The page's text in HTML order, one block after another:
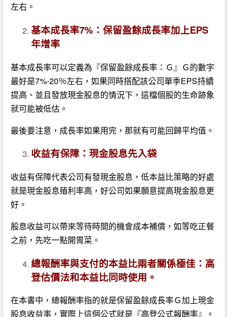
左右。
基本成長率7%：保留盈餘成長率加上EPS
年增率
基本成長率可以定義為『保留盈餘成長率：Ｇ』Ｇ的數字
最好是7%-20％左右，如果同時搭配該公司單季EPS持續
提高、並且發放現金股息的情況下，這檔個股的生命跡象
就可能被低估。
最後要注意，成長率如果用完，那就有可能回歸平均值。
收益有保障：現金股息先入袋
收益有保障代表公司有發現金股息，低本益比策略的好處
就是現金股息殖利率高，好公司如果願意提高現金股息更
好。
股息收益可以帶來等待時間的機會成本補償，如等吃正餐
之前，先吃一點開胃菜。
總報酬率與支付的本益比兩者關係極佳：高
登估價法和本益比同時使用。
在本書中，總報酬率指的就是保留盈餘成長率Ｇ加上現金
股息收益率，實際上這個公式就是『高登公式報酬率』。